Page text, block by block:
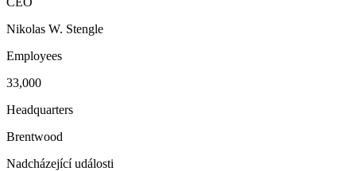
Nikolas W. Stengle
Employees
33,000
Headquarters
Brentwood
Nadcházející události